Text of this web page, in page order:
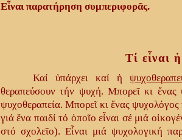
Εἶναι παρατήρηση συμπεριφορᾶς.
Τί εἶναι
Καί ὑπάρχει καί ἡ
θεραπεύσουν τήν ψυχή. Μπορεῖ κι ἕνας
ψυχοθεραπεία. Μπορεῖ κι ἕνας
γιά ἕνα παιδί τό ὁποῖο εἶναι σέ μιά
στό σχολεῖο). Εἶναι μιά ψυχολογική